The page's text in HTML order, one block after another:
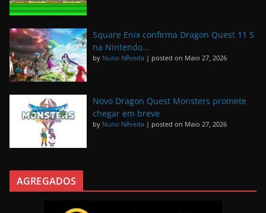
Square Enix confirma Dragon Quest 11 S
na Nintendo...
by Nuno Nêveda | posted on Maio 27, 2026
Novo Dragon Quest Monsters promete
chegar em breve
by Nuno Nêveda | posted on Maio 27, 2026
AGREGADOS